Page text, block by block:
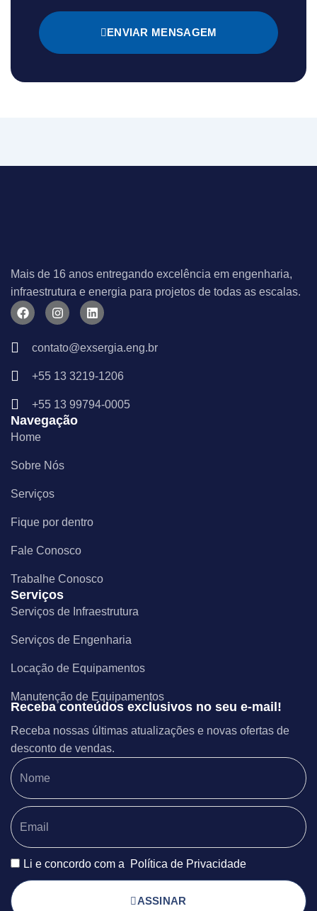
ENVIAR MENSAGEM
Mais de 16 anos entregando excelência em engenharia,
infraestrutura e energia para projetos de todas as escalas.
F
a
I
n
t
a
r
m
L
i
k
e
i
contato@exsergia.eng.br
+55 13 3219-1206
+55 13 99794-0005
Navegação
Home
Sobre Nós
Serviços
Fique por dentro
Fale Conosco
Trabalhe Conosco
Serviços
Serviços de Infraestrutura
Serviços de Engenharia
Locação de Equipamentos
Manutenção de Equipamentos
Receba conteúdos exclusivos no seu e-mail!
Receba nossas últimas atualizações e novas ofertas de
desconto de vendas.
Li e concordo com a Política de Privacidade
ASSINAR